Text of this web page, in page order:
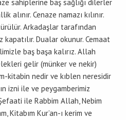
sahiplerine baş sağlığı dilerler
alınır. Cenaze namazı kılınır.
Arkadaşlar tarafından
Dualar okunur. Cemaat
baş başa kalırız. Allah
gelir (münker ve nekir)
kitabin nedir ve kıblen neresidir
izni ile ve peygamberimiz
ile Rabbim Allah, Nebim
Kitabım Kur’an-ı kerim ve